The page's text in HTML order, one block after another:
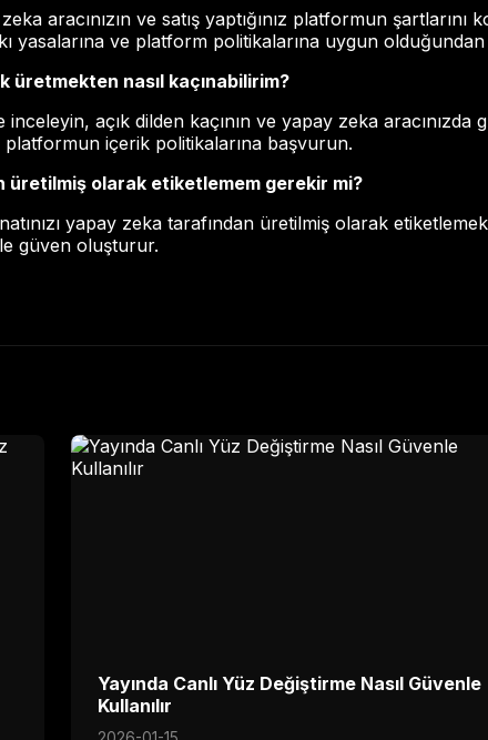
aracınızın ve satış yaptığınız platformun şartlarını
yasalarına ve platform politikalarına uygun
üretmekten nasıl kaçınabilirim?
açık dilden kaçının ve yapay zeka aracınızda
içerik politikalarına başvurun.
üretilmiş olarak etiketlemem gerekir mi?
yapay zeka tarafından üretilmiş olarak
güven oluşturur.
Yayında Canlı Yüz Değiştirme Nasıl Güvenle
Kullanılır